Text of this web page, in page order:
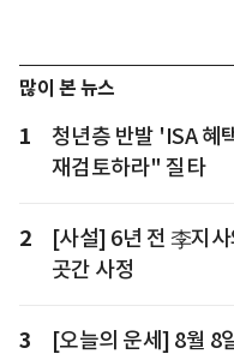
많이 본 뉴스
1
청년층 반발 'ISA 혜
재검토하라" 질타
2
[사설] 6년 전 李지
곳간 사정
3 [오늘의 운세] 8월 8